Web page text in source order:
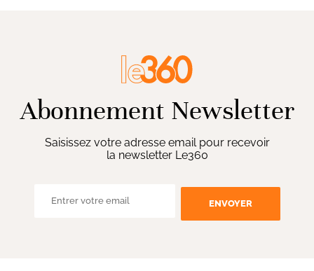
Abonnement Newsletter
Saisissez votre adresse email pour recevoir
la newsletter Le360
ENVOYER